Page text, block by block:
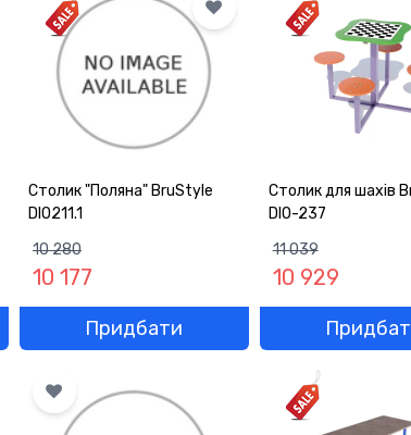
Столик "Поляна" BruStyle
DIO211.1
10 280
10 177
Придбати
Столик для шахів
DIO-237
11 039
10 929